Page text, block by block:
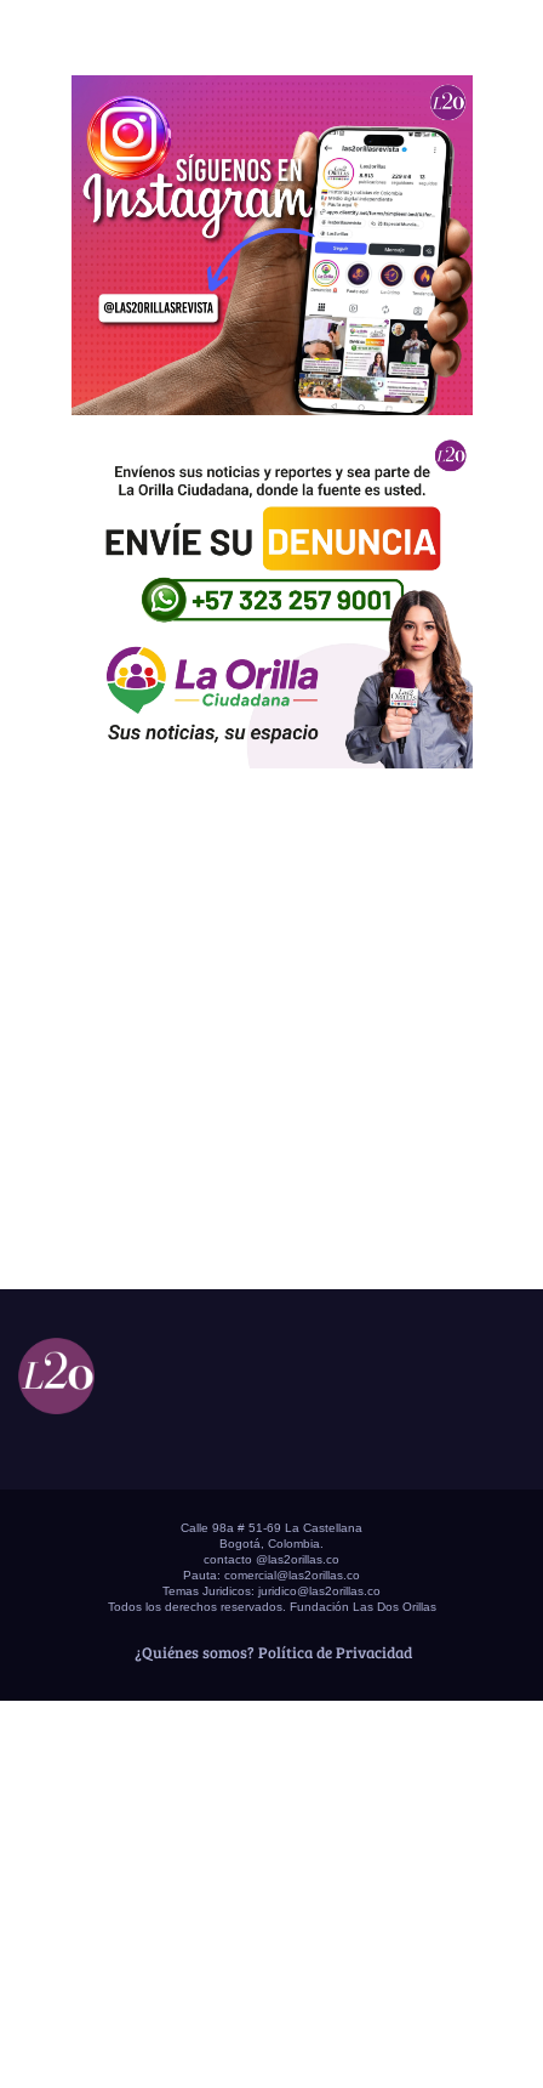
Calle 98a # 51-69 La Castellana
Bogotá, Colombia.
contacto @las2orillas.co
Pauta: comercial@las2orillas.co
Temas Juridicos: juridico@las2orillas.co
Todos los derechos reservados. Fundación Las Dos Orillas
¿Quiénes somos? Política de Privacidad